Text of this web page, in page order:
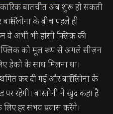
बातचीत अब शुरू हो सकती
के बीच पहले ही
वे अभी भी हांसी फ्लिक की
फ्लिक को मूल रूप से अगले सीज़न
डेको के साथ मिलना था।
कर दी गई और बार्सिलोना के
रहेगी। बास्तोनी ने खुद कहा है
लिए हर संभव प्रयास करेंगे।